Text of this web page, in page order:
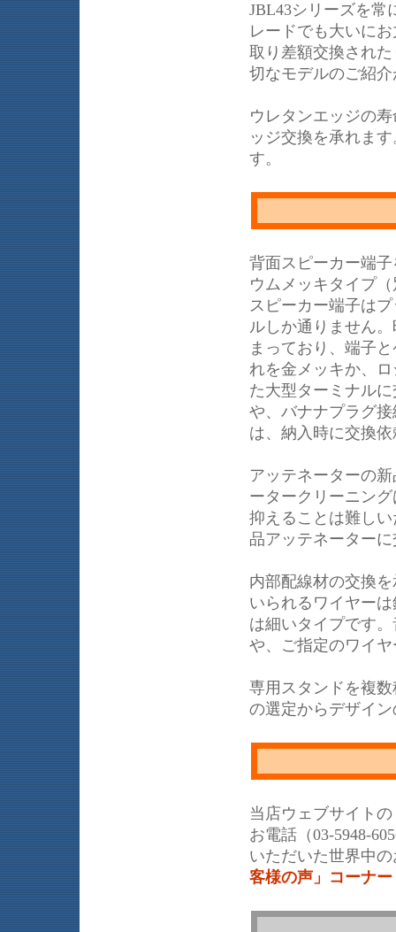
JBL43シリーズを常
レードでも大いに
取り差額交換され
切なモデルのご紹
ウレタンエッジの
ッジ交換を承れま
す。
背面スピーカー端
ウムメッキタイプ
スピーカー端子は
ルしか通りません
まっており、端子
れを金メッキか、
た大型ターミナル
や、バナナプラグ
は、納入時に交換
アッテネーターの
ータークリーニン
抑えることは難し
品アッテネーター
内部配線材の交換
いられるワイヤー
は細いタイプです
や、ご指定のワイ
専用スタンドを複
の選定からデザイ
当店ウェブサイトの
お電話（03-5948-
いただいた世界中
客様の声」コーナー